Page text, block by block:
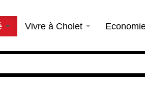
Vivre à Cholet